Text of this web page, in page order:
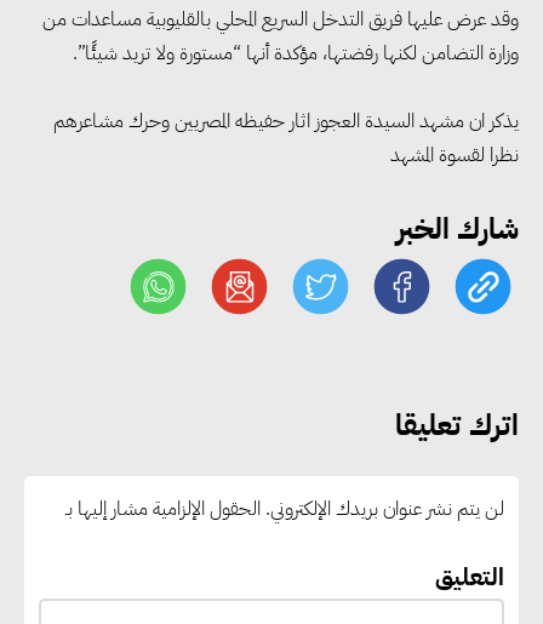
وقد عرض عليها فريق التدخل السريع المحلي بالقليوبية مساعدات من
وزارة التضامن لكنها رفضتها، مؤكدة أنها “مستورة ولا تريد شيئًا”.
يذكر ان مشهد السيدة العجوز اثار حفيظه المصريين وحرك مشاعرهم
نظرا لقسوة المشهد
شارك الخبر
اترك تعليقا
لن يتم نشر عنوان بريدك الإلكتروني. الحقول الإلزامية مشار إليها بـ
التعليق
مسنة
المدرسة.. الخير في مصر» لتوفير
مصر والبرازيل تبحثان تعزيز
لمدينتي المنيا ويوسف الصديق